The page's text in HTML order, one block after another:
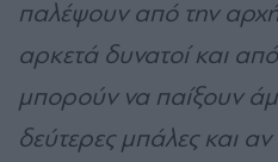
παλέψουν από την αρχή
αρκετά δυνατοί και
μπορούν να παίξουν
δεύτερες μπάλες και